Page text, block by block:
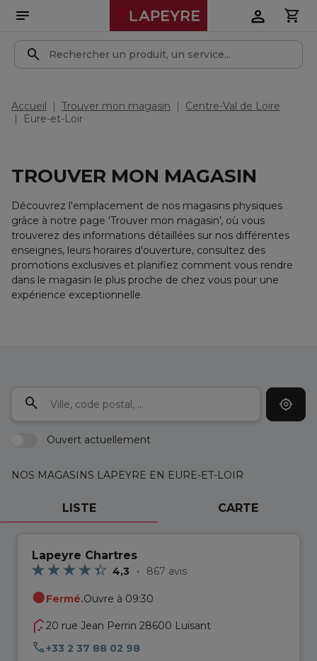
Accueil Trouver mon magasin
Centre-Val de Loire
Eure-et-Loir
TROUVER MON MAGASIN
Découvrez l'emplacement de nos magasins physiques
grâce à notre page 'Trouver mon magasin', où vous
trouverez des informations détaillées sur nos différentes
enseignes, leurs horaires d'ouverture, consultez des
promotions exclusives et planifiez comment vous rendre
dans le magasin le plus proche de chez vous pour une
expérience exceptionnelle.
Ouvert actuellement
NOS MAGASINS LAPEYRE EN EURE-ET-LOIR
LISTE CARTE
Lapeyre Chartres
4,3 867 avis
Fermé.Ouvre à 09:30
20 rue Jean Perrin 28600 Luisant
+33 2 37 88 02 98